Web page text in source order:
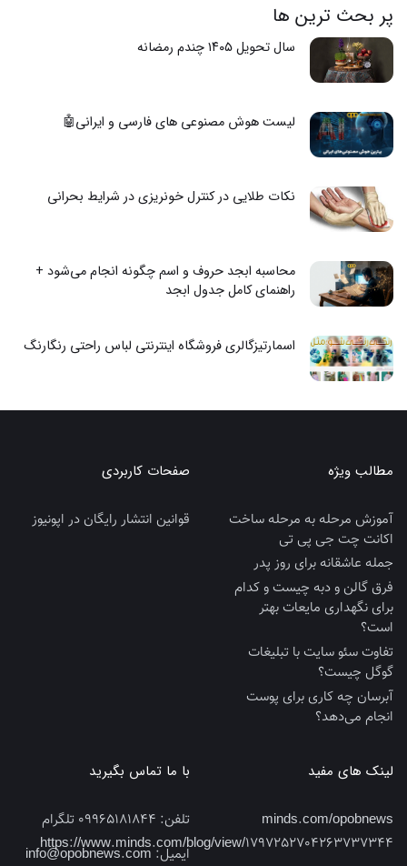
پر بحث ترین ها
سال تحویل ۱۴۰۵ چندم رمضانه
لیست هوش مصنوعی های فارسی و ایرانی🤖
نکات طلایی در کنترل خونریزی در شرایط بحرانی
محاسبه ابجد حروف و اسم چگونه انجام می‌شود +
راهنمای کامل جدول ابجد
اسمارتیزگالری فروشگاه اینترنتی لباس راحتی رنگارنگ
مطالب ویژه
آموزش مرحله به مرحله ساخت
اکانت چت جی پی تی
جمله عاشقانه برای روز پدر
فرق گالن و دبه چیست و کدام
برای نگهداری مایعات بهتر
است؟
تفاوت سئو سایت با تبلیغات
گوگل چیست؟
آبرسان چه کاری برای پوست
انجام می‌دهد؟
صفحات کاربردی
قوانین انتشار رایگان در اپونیوز
لینک های مفید
minds.com/opobnews
https://www.minds.com/blog/view/1797252704263737344
با ما تماس بگیرید
تلفن:
ایمیل: